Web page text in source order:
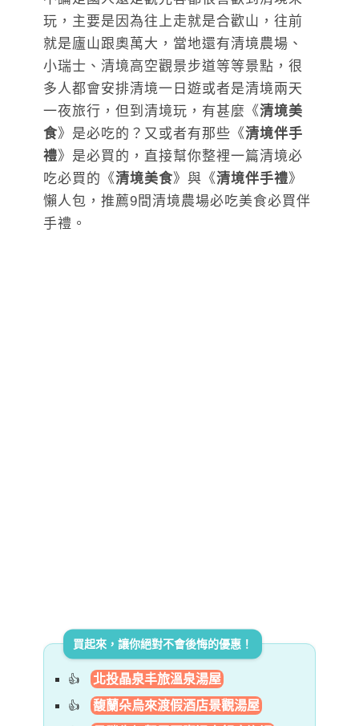
玩，主要是因為往上走就是合歡山，往前
就是廬山跟奧萬大，當地還有清境農場、
小瑞士、清境高空觀景步道等等景點，很
多人都會安排清境一日遊或者是清境兩天
一夜旅行，但到清境玩，有甚麼《清境美
食》是必吃的？又或者有那些《清境伴手
禮》是必買的，直接幫你整裡一篇清境必
吃必買的《清境美食》與《清境伴手禮》
懶人包，推薦9間清境農場必吃美食必買伴
手禮。
買起來，讓你絕對不會後悔的優惠！
北投晶泉丰旅溫泉湯屋
馥蘭朵烏來渡假酒店景觀湯屋